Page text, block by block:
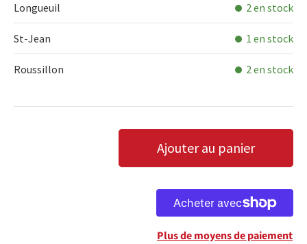
Longueuil 2 en stock
St-Jean 1 en stock
Roussillon 2 en stock
DIMINUER LA QUANTITÉ
AUGMENTER LA QUANTITÉ
Ajouter au panier
Plus de moyens de paiement